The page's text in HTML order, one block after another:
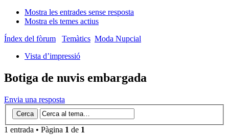
Mostra les entrades sense resposta
Mostra els temes actius
Índex del fòrum
Temàtics Moda Nupcial
Vista d’impressió
Botiga de nuvis embargada
Envia una resposta
1 entrada • Pàgina 1 de 1